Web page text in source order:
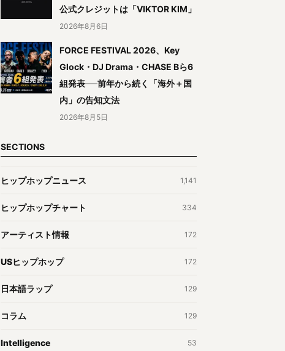
公式クレジットは「VIKTOR KIM」
2026年8月6日
FORCE FESTIVAL 2026、Key
Glock・DJ Drama・CHASE Bら6
組発表──前年から続く「海外＋国
内」の告知文法
2026年8月5日
SECTIONS
ヒップホップニュース 1,141
ヒップホップチャート 334
アーティスト情報 172
USヒップホップ 172
日本語ラップ 129
コラム 129
Intelligence 53